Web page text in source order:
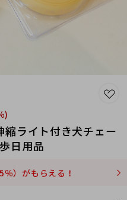
)
縮ライト付き犬チェー
日用品
）がもらえる！